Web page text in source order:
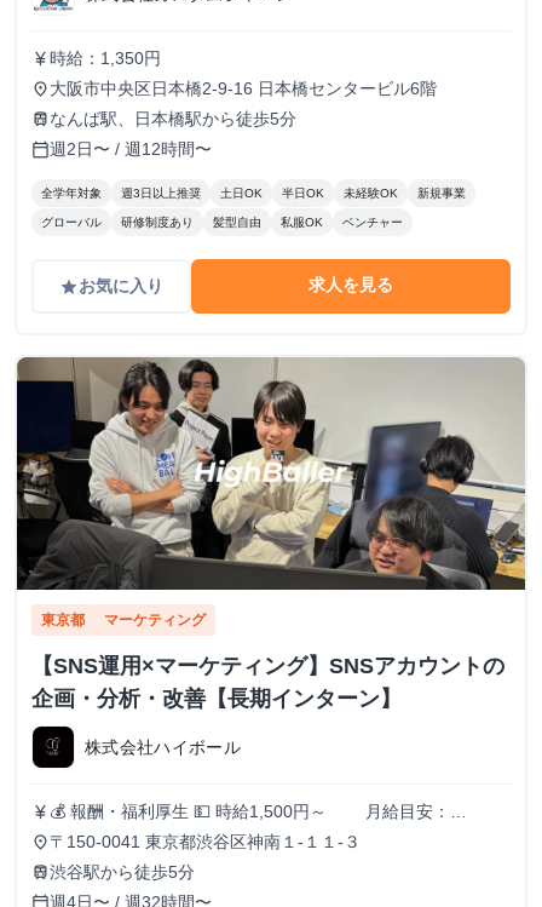
currency_yen 時給：1,350円
place
train なんば駅、日本橋駅から徒歩5分
calendar_today週2日〜 / 週12時間〜
全学年対象 週3日以上推奨 土日OK 半日OK 未経験OK 新規事業
グローバル 研修制度あり 髪型自由 私服OK ベンチャー
gradeお気に入り 求人を見る
東京都 マーケティング
【SNS運用×マーケティング】SNSアカウントの
企画・分析・改善【長期インターン】
株式会社ハイボール
currency_yen 💰 報酬・福利厚生 💵 時給1,500円～ 月給目安：
200,000円〜300,000円 ✅ スキル・実績に応じて昇給あり！
（半年ごとに査定） 🏠 住まいのサポートも充実！ 🔹 家賃
補助（最大3万円/月） ┗ 渋谷周辺に住んでいる or 住む予
place 〒150-0041 東京都渋谷区神南１-１１-３
train渋谷駅から徒歩5分
calendar_today週4日〜 / 週32時間〜